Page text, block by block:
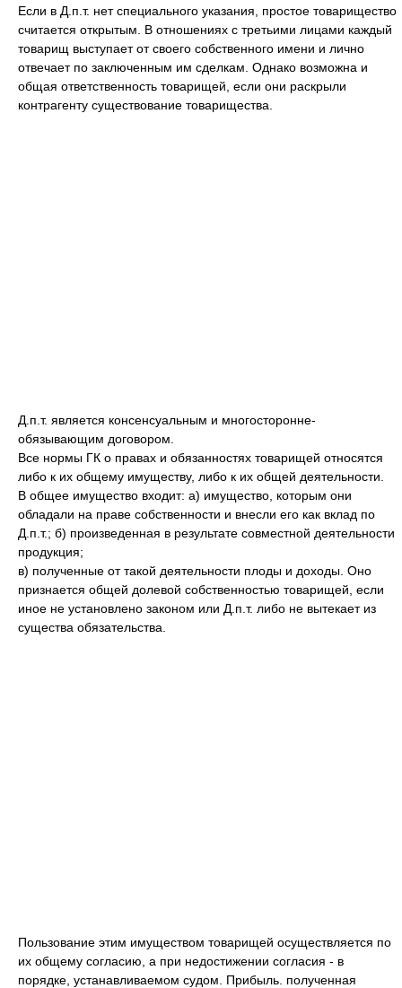
Если в Д.п.т. нет специального указания, простое товарищество
считается открытым. В отношениях с третьими лицами каждый
товарищ выступает от своего собственного имени и лично
отвечает по заключенным им сделкам. Однако возможна и
общая ответственность товарищей, если они раскрыли
контрагенту существование товарищества.
Д.п.т. является консенсуальным и многосторонне-
обязывающим договором.
Все нормы ГК о правах и обязанностях товарищей относятся
либо к их общему имуществу, либо к их общей деятельности.
В общее имущество входит: а) имущество, которым они
обладали на праве собственности и внесли его как вклад по
Д.п.т.; б) произведенная в результате совместной деятельности
продукция;
в) полученные от такой деятельности плоды и доходы. Оно
признается общей долевой собственностью товарищей, если
иное не установлено законом или Д.п.т. либо не вытекает из
существа обязательства.
Пользование этим имуществом товарищей осуществляется по
их общему согласию, а при недостижении согласия - в
порядке, устанавливаемом судом. Прибыль. полученная